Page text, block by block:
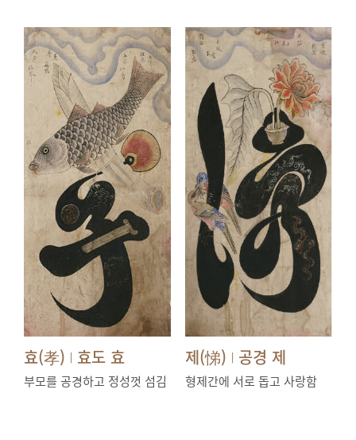
효(孝) | 효도 효
부모를 공경하고 정성껏 섬김
제(悌) | 공경 제
형제간에 서로 돕고 사랑함